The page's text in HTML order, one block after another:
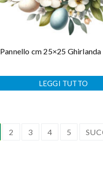
Pannello cm 25×25
LEGGI TUTTO
2 3 4 5